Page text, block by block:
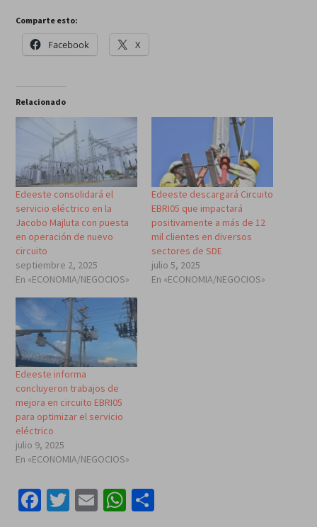
Comparte esto:
Facebook X
Relacionado
Edeeste consolidará el
servicio eléctrico en la
Jacobo Majluta con puesta
en operación de nuevo
circuito
septiembre 2, 2025
En «ECONOMIA/NEGOCIOS»
Edeeste descargará Circuito
EBRI05 que impactará
positivamente a más de 12
mil clientes en diversos
sectores de SDE
julio 5, 2025
En «ECONOMIA/NEGOCIOS»
Edeeste informa
concluyeron trabajos de
mejora en circuito EBRI05
para optimizar el servicio
eléctrico
julio 9, 2025
En «ECONOMIA/NEGOCIOS»
Facebook
Twitter
EmailWhatsApp
Compartir